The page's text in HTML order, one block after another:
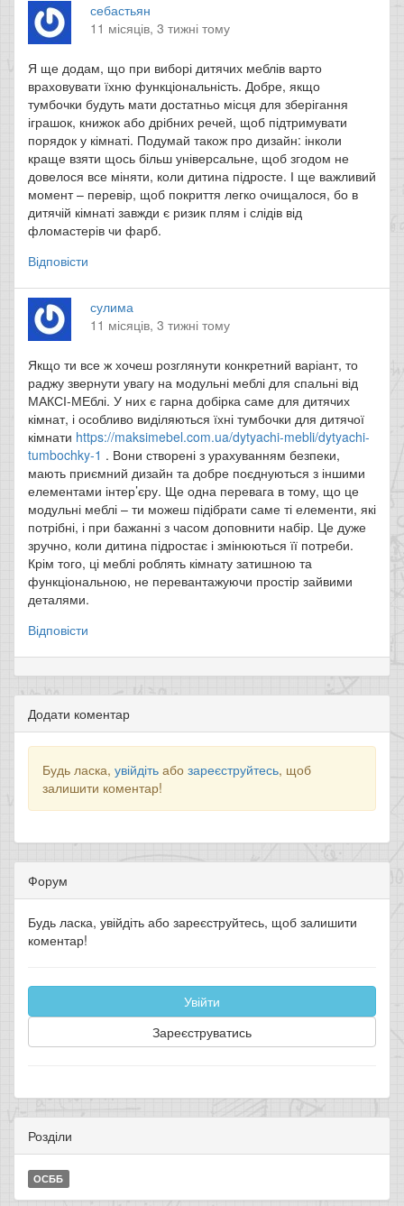
себастьян
11 місяців, 3 тижні тому
Я ще додам, що при виборі дитячих меблів варто
враховувати їхню функціональність. Добре, якщо
тумбочки будуть мати достатньо місця для зберігання
іграшок, книжок або дрібних речей, щоб підтримувати
порядок у кімнаті. Подумай також про дизайн: інколи
краще взяти щось більш універсальне, щоб згодом не
довелося все міняти, коли дитина підросте. І ще важливий
момент – перевір, щоб покриття легко очищалося, бо в
дитячій кімнаті завжди є ризик плям і слідів від
фломастерів чи фарб.
Відповісти
сулима
11 місяців, 3 тижні тому
Якщо ти все ж хочеш розглянути конкретний варіант, то
раджу звернути увагу на модульні меблі для спальні від
МАКСІ-МЕблі. У них є гарна добірка саме для дитячих
кімнат, і особливо виділяються їхні тумбочки для дитячої
кімнати https://maksimebel.com.ua/dytyachi-mebli/dytyachi-
tumbochky-1 . Вони створені з урахуванням безпеки,
мають приємний дизайн та добре поєднуються з іншими
елементами інтер’єру. Ще одна перевага в тому, що це
модульні меблі – ти можеш підібрати саме ті елементи, які
потрібні, і при бажанні з часом доповнити набір. Це дуже
зручно, коли дитина підростає і змінюються її потреби.
Крім того, ці меблі роблять кімнату затишною та
функціональною, не перевантажуючи простір зайвими
деталями.
Відповісти
Додати коментар
Будь ласка, увійдіть або зареєструйтесь, щоб
залишити коментар!
Форум
Будь ласка, увійдіть або зареєструйтесь, щоб залишити
коментар!
Увійти
Зареєструватись
Розділи
ОСББ